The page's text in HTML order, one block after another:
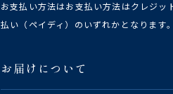
お支払い方法はお支払い方法はクレジ
払い（ペイディ）のいずれかとなります。
お届けについて